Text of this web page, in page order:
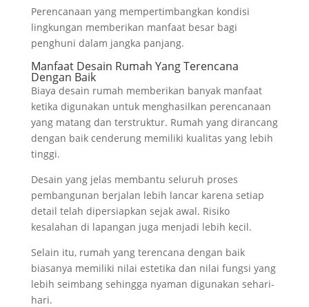
Perencanaan yang mempertimbangkan kondisi
lingkungan memberikan manfaat besar bagi
penghuni dalam jangka panjang.
Manfaat Desain Rumah Yang Terencana
Dengan Baik
Biaya desain rumah memberikan banyak manfaat
ketika digunakan untuk menghasilkan perencanaan
yang matang dan terstruktur. Rumah yang dirancang
dengan baik cenderung memiliki kualitas yang lebih
tinggi.
Desain yang jelas membantu seluruh proses
pembangunan berjalan lebih lancar karena setiap
detail telah dipersiapkan sejak awal. Risiko
kesalahan di lapangan juga menjadi lebih kecil.
Selain itu, rumah yang terencana dengan baik
biasanya memiliki nilai estetika dan nilai fungsi yang
lebih seimbang sehingga nyaman digunakan sehari-
hari.